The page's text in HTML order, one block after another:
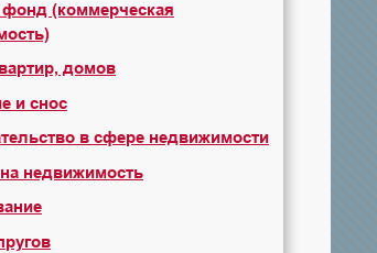
(коммерческая
домов
и снос
в сфере недвижимости
недвижимость